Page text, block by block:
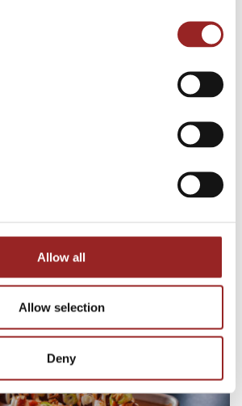
Allow all
Allow selection
Deny